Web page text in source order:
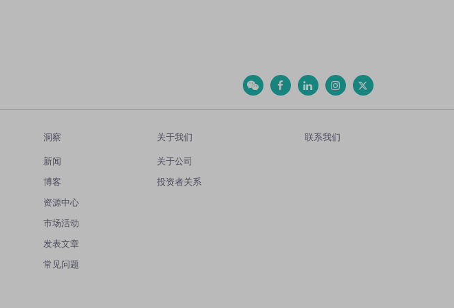
洞察
新闻
博客
资源中心
市场活动
发表文章
常见问题
关于我们
关于公司
投资者关系
联系我们